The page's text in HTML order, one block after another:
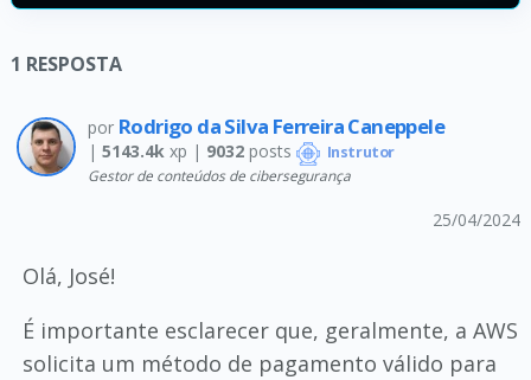
1 RESPOSTA
por Rodrigo da Silva Ferreira Caneppele
| 5143.4kxp | 9032posts Instrutor
Gestor de conteúdos de cibersegurança
25/04/2024
Olá, José!
É importante esclarecer que, geralmente, a AWS
solicita um método de pagamento válido para